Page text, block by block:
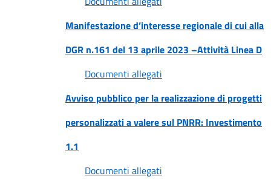
Manifestazione d’interesse regionale di cui alla
DGR n.161 del 13 aprile 2023 –Attività Linea D
Documenti allegati
Avviso pubblico per la realizzazione di progetti
personalizzati a valere sul PNRR: Investimento
1.1
Documenti allegati